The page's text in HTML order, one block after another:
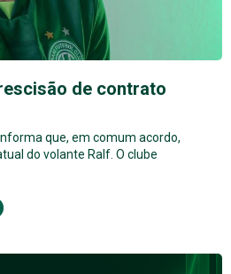
de contrato
que, em comum acordo,
do volante Ralf. O clube